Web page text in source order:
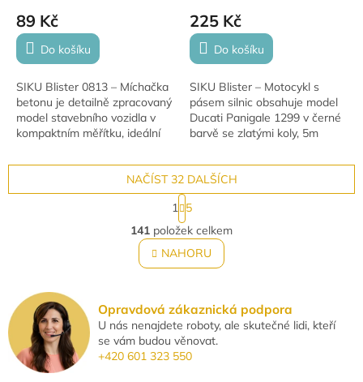
89 Kč
Do košíku
SIKU Blister 0813 – Míchačka
betonu je detailně zpracovaný
model stavebního vozidla v
kompaktním měřítku, ideální
225 Kč
Do košíku
SIKU Blister – Motocykl s
pásem silnic obsahuje model
Ducati Panigale 1299 v černé
barvě se zlatými koly, 5m
značku. Věk: 3+.
O
v
l
á
a
c
í
p
r
NAČÍST 32 DALŠÍCH
S
t
r
á
n
k
á
n
í
1 5
141 položek celkem
NAHORU
Opravdová zákaznická podpora
U nás nenajdete roboty, ale skutečné lidi, kteří
se vám budou věnovat.
+420 601 323 550